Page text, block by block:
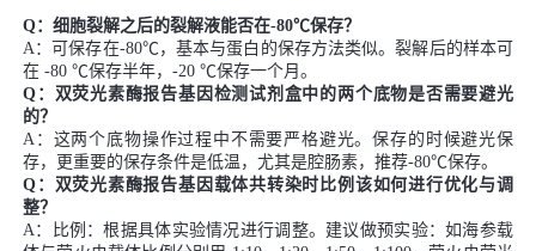
Q：细胞裂解之后的裂解液能否在-80℃保存？
A：可保存在-80℃，基本与蛋白的保存方法类似。裂解后的样本可
在 -80 ℃保存半年，-20 ℃保存一个月。
Q：双荧光素酶报告基因检测试剂盒中的两个底物是否需要避光
的？
A：这两个底物操作过程中不需要严格避光。保存的时候避光保
存，更重要的保存条件是低温，尤其是腔肠素，推荐-80℃保存。
Q：双荧光素酶报告基因载体共转染时比例该如何进行优化与调
整？
A：比例：根据具体实验情况进行调整。建议做预实验：如海参载